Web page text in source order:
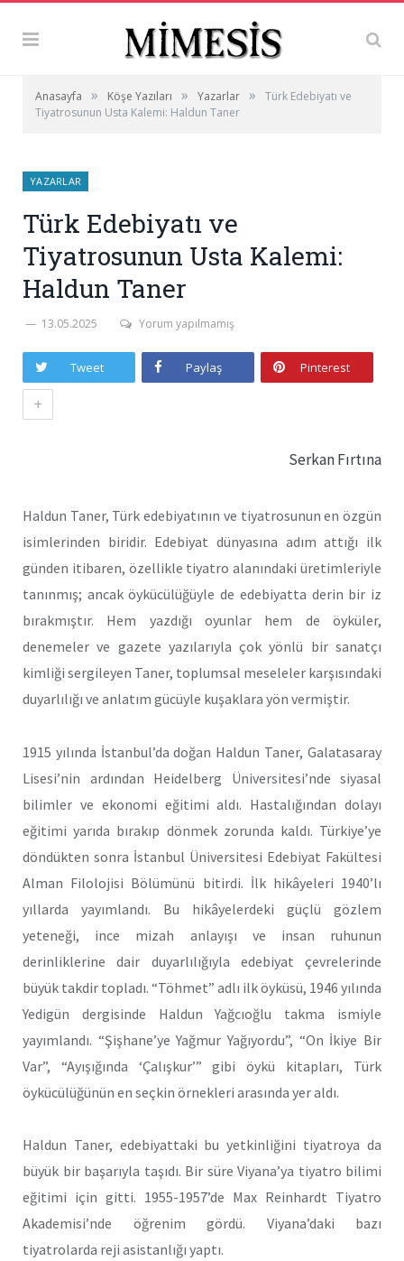
Anasayfa » Köşe Yazıları » Yazarlar »
Türk Edebiyatı ve
Tiyatrosunun Usta Kalemi: Haldun Taner
YAZARLAR
Türk Edebiyatı ve
Tiyatrosunun Usta Kalemi:
Haldun Taner
13.05.2025 Yorum yapılmamış
Tweet Paylaş Pinterest
+
Serkan Fırtına
Haldun Taner, Türk edebiyatının ve tiyatrosunun en özgün
isimlerinden biridir. Edebiyat dünyasına adım attığı ilk
günden itibaren, özellikle tiyatro alanındaki üretimleriyle
tanınmış; ancak öykücülüğüyle de edebiyatta derin bir iz
bırakmıştır. Hem yazdığı oyunlar hem de öyküler,
denemeler ve gazete yazılarıyla çok yönlü bir sanatçı
kimliği sergileyen Taner, toplumsal meseleler karşısındaki
duyarlılığı ve anlatım gücüyle kuşaklara yön vermiştir.​
1915 yılında İstanbul’da doğan Haldun Taner, Galatasaray
Lisesi’nin ardından Heidelberg Üniversitesi’nde siyasal
bilimler ve ekonomi eğitimi aldı. Hastalığından dolayı
eğitimi yarıda bırakıp dönmek zorunda kaldı. Türkiye’ye
döndükten sonra İstanbul Üniversitesi Edebiyat Fakültesi
Alman Filolojisi Bölümünü bitirdi. İlk hikâyeleri 1940’lı
yıllarda yayımlandı. Bu hikâyelerdeki güçlü gözlem
yeteneği, ince mizah anlayışı ve insan ruhunun
derinliklerine dair duyarlılığıyla edebiyat çevrelerinde
büyük takdir topladı. “Töhmet” adlı ilk öyküsü, 1946 yılında
Yedigün dergisinde Haldun Yağcıoğlu takma ismiyle
yayımlandı. “Şişhane’ye Yağmur Yağıyordu”, “On İkiye Bir
Var”, “Ayışığında ‘Çalışkur’” gibi öykü kitapları, Türk
öykücülüğünün en seçkin örnekleri arasında yer aldı.​
Haldun Taner, edebiyattaki bu yetkinliğini tiyatroya da
büyük bir başarıyla taşıdı. Bir süre Viyana’ya tiyatro bilimi
eğitimi için gitti. 1955-1957’de Max Reinhardt Tiyatro
Akademisi’nde öğrenim gördü. Viyana’daki bazı
tiyatrolarda reji asistanlığı yaptı.